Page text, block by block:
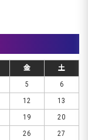
金
土
5
6
12
13
19
20
26
27